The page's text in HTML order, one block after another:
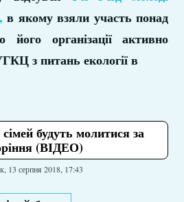
в якому взяли участь понад
організації активно
з питань екології в
сімей будуть молитися за
(ВІДЕО)
13 серпня 2018, 17:43